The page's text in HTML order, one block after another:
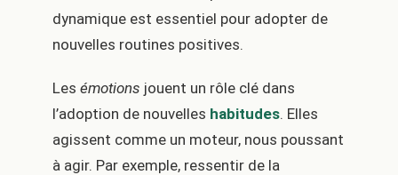
dynamique est essentiel pour adopter de
nouvelles routines positives.
Lesémotions jouent un rôle clé dans
l’adoption de nouvelles habitudes. Elles
agissent comme un moteur, nous poussant
à agir. Par exemple, ressentir de la